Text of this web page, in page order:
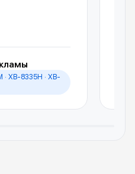
· XB-8335H · XB-